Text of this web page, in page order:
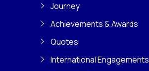
Journey
Achievements & Awards
Quotes
International Engagements